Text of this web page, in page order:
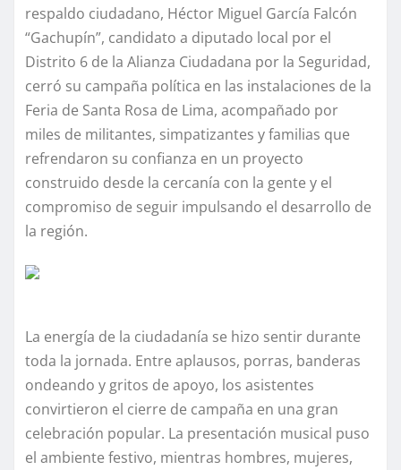
respaldo ciudadano, Héctor Miguel García Falcón
“Gachupín”, candidato a diputado local por el
Distrito 6 de la Alianza Ciudadana por la Seguridad,
cerró su campaña política en las instalaciones de la
Feria de Santa Rosa de Lima, acompañado por
miles de militantes, simpatizantes y familias que
refrendaron su confianza en un proyecto
construido desde la cercanía con la gente y el
compromiso de seguir impulsando el desarrollo de
la región.
La energía de la ciudadanía se hizo sentir durante
toda la jornada. Entre aplausos, porras, banderas
ondeando y gritos de apoyo, los asistentes
convirtieron el cierre de campaña en una gran
celebración popular. La presentación musical puso
el ambiente festivo, mientras hombres, mujeres,